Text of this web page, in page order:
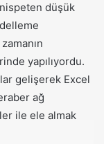
nispeten düşük
yapılıyordu.
gelişerek Excel
ağ
ile ele almak